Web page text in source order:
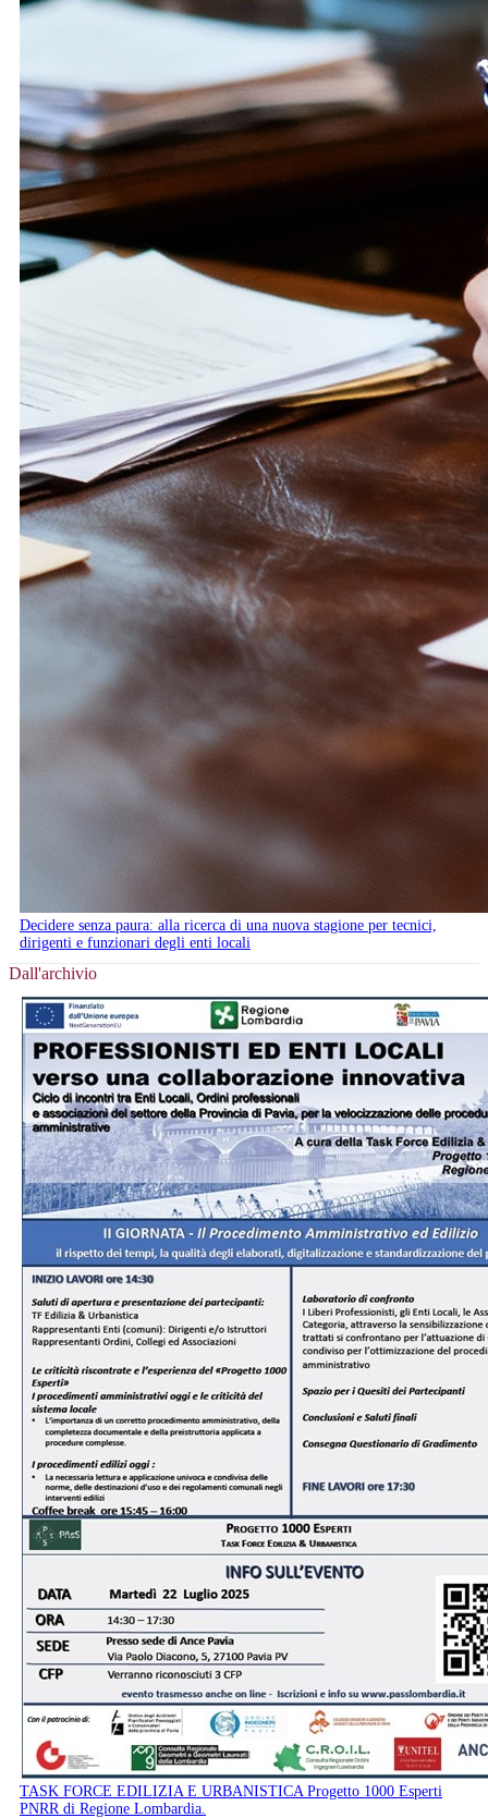
Decidere senza paura: alla ricerca di una nuova stagione per tecnici,
dirigenti e funzionari degli enti locali
Dall'archivio
TASK FORCE EDILIZIA E URBANISTICA Progetto 1000 Esperti
PNRR di Regione Lombardia.